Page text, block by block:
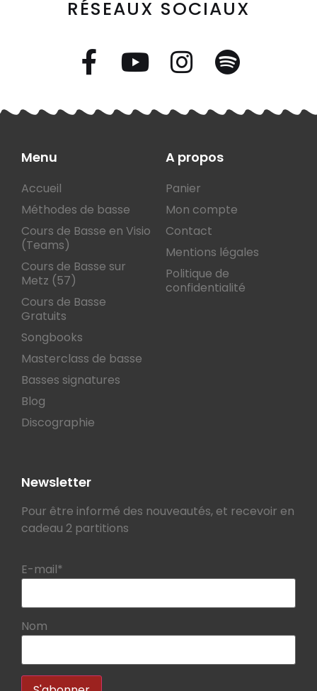
RÉSEAUX SOCIAUX
Menu
Accueil
Méthodes de basse
Cours de Basse en Visio
(Teams)
Cours de Basse sur
Metz (57)
Cours de Basse
Gratuits
Songbooks
Masterclass de basse
Basses signatures
Blog
Discographie
A propos
Panier
Mon compte
Contact
Mentions légales
Politique de
confidentialité
Newsletter
Pour être informé des nouveautés, et recevoir en
cadeau 2 partitions
E-mail*
Nom